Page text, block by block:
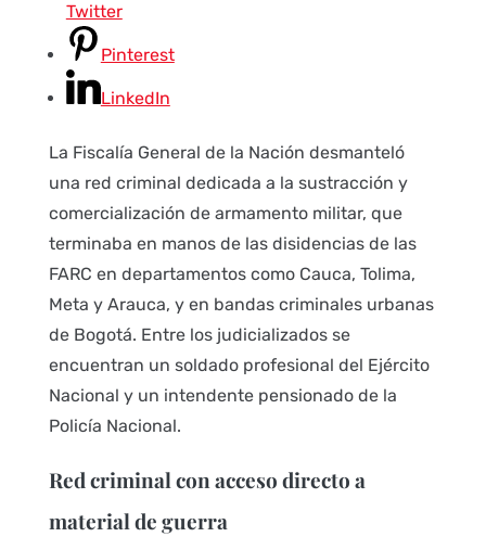
Twitter
Pinterest
LinkedIn
La Fiscalía General de la Nación desmanteló
una red criminal dedicada a la sustracción y
comercialización de armamento militar, que
terminaba en manos de las disidencias de las
FARC en departamentos como Cauca, Tolima,
Meta y Arauca, y en bandas criminales urbanas
de Bogotá. Entre los judicializados se
encuentran un soldado profesional del Ejército
Nacional y un intendente pensionado de la
Policía Nacional.
Red criminal con acceso directo a
material de guerra